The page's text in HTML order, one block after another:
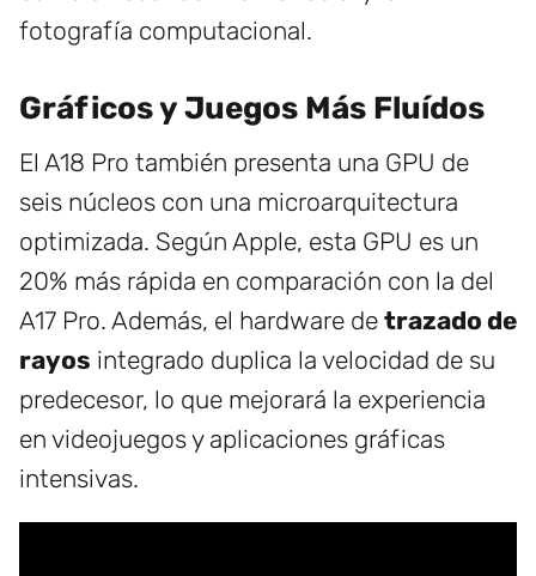
fotografía computacional.
Gráficos y Juegos Más Fluídos
El A18 Pro también presenta una GPU de
seis núcleos con una microarquitectura
optimizada. Según Apple, esta GPU es un
20% más rápida en comparación con la del
A17 Pro. Además, el hardware de trazado de
rayos integrado duplica la velocidad de su
predecesor, lo que mejorará la experiencia
en videojuegos y aplicaciones gráficas
intensivas.